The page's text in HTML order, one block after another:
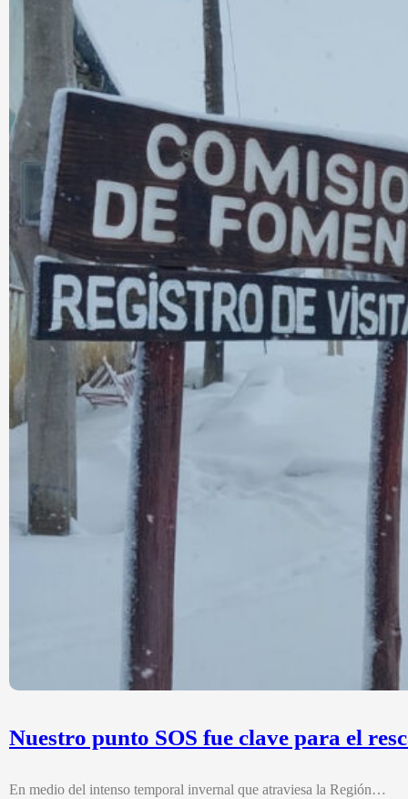
Nuestro punto SOS fue clave para el
En medio del intenso temporal invernal que atraviesa la Región…